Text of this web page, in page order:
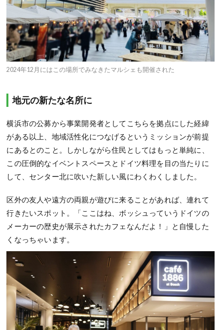
2024年12月にはこの場所でみなきたマルシェも開催された
地元の新たな名所に
横浜市の公募から事業開発者としてこちらを拠点にした経緯
がある以上、地域活性化につなげるというミッションが前提
にあるとのこと。しかしながら住民としてはもっと単純に、
この圧倒的なイベントスペースとドイツ料理を目の当たりに
して、センター北に吹いた新しい風にわくわくしました。
区外の友人や遠方の両親が遊びに来ることがあれば、連れて
行きたいスポット。「ここはね、ボッシュっていうドイツの
メーカーの歴史が展示されたカフェなんだよ！」と自慢した
くなっちゃいます。